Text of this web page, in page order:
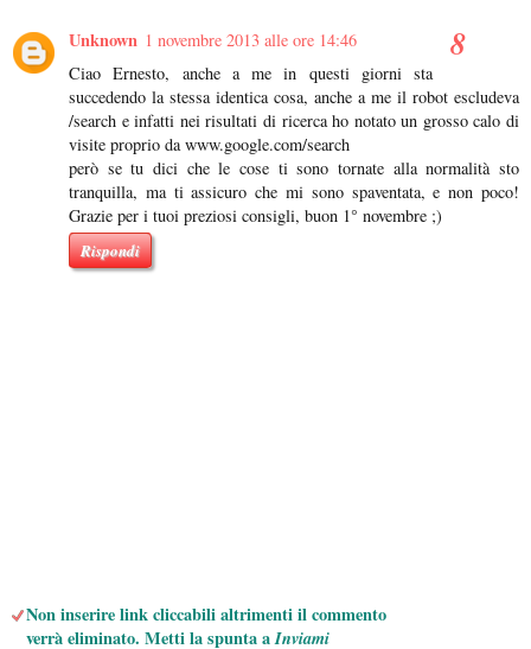
Unknown 1 novembre 2013 alle ore 14:46
Ciao Ernesto, anche a me in questi giorni sta
succedendo la stessa identica cosa, anche a me il robot escludeva
/search e infatti nei risultati di ricerca ho notato un grosso calo di
visite proprio da www.google.com/search
però se tu dici che le cose ti sono tornate alla normalità sto
tranquilla, ma ti assicuro che mi sono spaventata, e non poco!
Grazie per i tuoi preziosi consigli, buon 1° novembre ;)
Rispondi
Non inserire link cliccabili altrimenti il commento
verrà eliminato. Metti la spunta aInviami